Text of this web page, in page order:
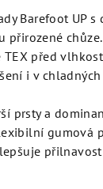
Barefoot UP s
přirozené
před
i v chladných
prsty a
gumová